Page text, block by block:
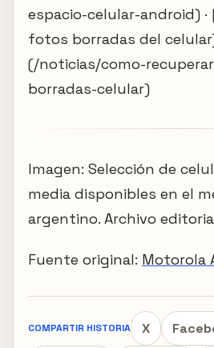
espacio-celular-android) ·
fotos borradas del
(/noticias/como-
borradas-celular)
Imagen: Selección de
media disponibles en el
argentino. Archivo
Fuente original: Motorola
COMPARTIR HISTORIA X